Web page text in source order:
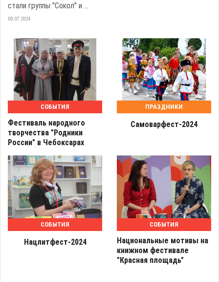
стали группы "Сокол" и ...
08.07.2024
СОБЫТИЯ
Фестиваль народного
творчества "Родники
России" в Чебоксарах
ПРАЗДНИКИ
Самоварфест-2024
СОБЫТИЯ
Нацлитфест-2024
СОБЫТИЯ
Национальные мотивы на
книжном фестивале
"Красная площадь"